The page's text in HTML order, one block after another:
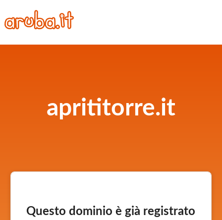
aprititorre.it
Questo dominio è già registrato